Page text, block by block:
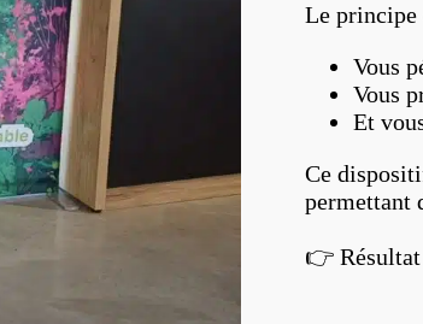
Le principe
Vous
Vous
Et
Ce
permettant
👉 Résultat